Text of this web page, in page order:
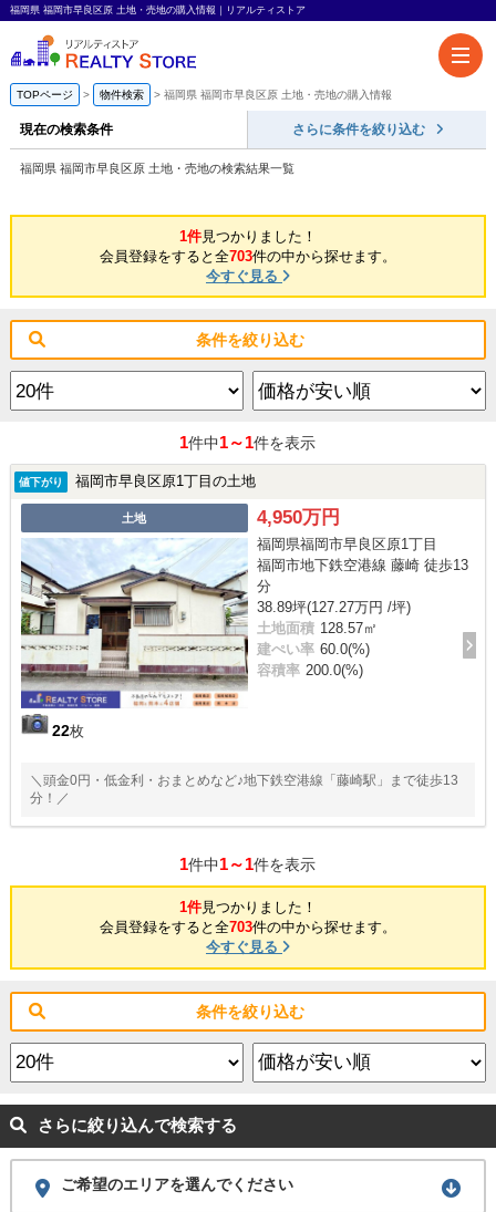
福岡県 福岡市早良区原 土地・売地の購入情報｜リアルティストア
TOPページ 物件検索 福岡県 福岡市早良区原 土地・売地の購入情報
現在の検索条件 さらに条件を絞り込む
福岡県 福岡市早良区原 土地・売地の検索結果一覧
1件見つかりました！
会員登録をすると全703件の中から探せます。
今すぐ見る
条件を絞り込む
1件中1～1件を表示
値下がり 福岡市早良区原1丁目の土地
土地
22枚
4,950万円
福岡県福岡市早良区原1丁目
福岡市地下鉄空港線 藤崎 徒歩13
分
38.89坪(127.27万円 /坪)
土地面積 128.57㎡
建ぺい率 60.0(%)
容積率 200.0(%)
＼頭金0円・低金利・おまとめなど♪地下鉄空港線「藤崎駅」まで徒歩13
分！／
1件中1～1件を表示
1件見つかりました！
会員登録をすると全703件の中から探せます。
今すぐ見る
条件を絞り込む
さらに絞り込んで検索する
ご希望のエリアを選んでください